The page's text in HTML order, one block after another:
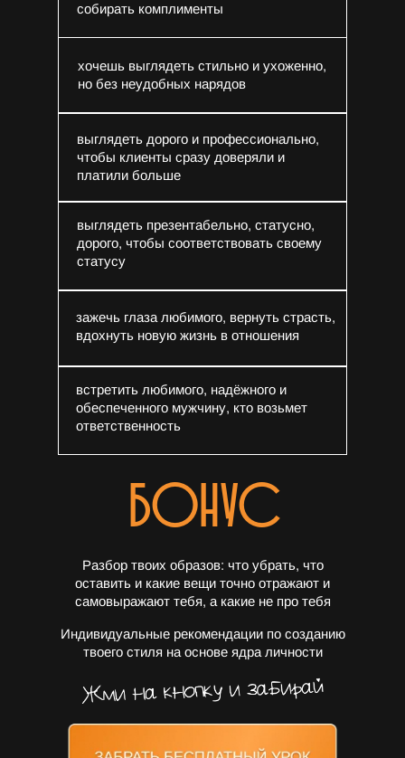
хочешь выглядеть стильно и ухоженно,
но без неудобных нарядов
собирать комплименты
встретить любимого, надёжного и
обеспеченного мужчину, кто возьмет
ответственность
зажечь глаза любимого, вернуть страсть,
вдохнуть новую жизнь в отношения
выглядеть дорого и профессионально,
чтобы клиенты сразу доверяли и
платили больше
выглядеть презентабельно, статусно,
дорого, чтобы соответствовать своему
статусу
Разбор твоих образов: что убрать, что
оставить и какие вещи точно отражают и
самовыражают тебя, а какие не про тебя
Индивидуальные рекомендации по созданию
твоего стиля на основе ядра личности
БОНУС